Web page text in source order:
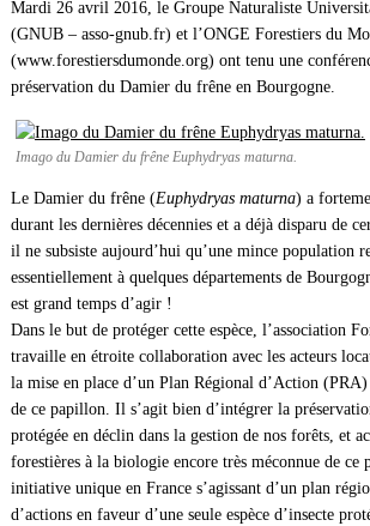
Mardi 26 avril 2016, le Groupe Naturaliste
(GNUB – asso-gnub.fr) et l’ONGE Forestiers du
(www.forestiersdumonde.org) ont tenu une
préservation du Damier du frêne en Bourgogne.
Imago du Damier du frêne Euphydryas maturna.
Le Damier du frêne (Euphydryas maturna) a
durant les dernières décennies et a déjà disparu de
il ne subsiste aujourd’hui qu’une mince population
essentiellement à quelques départements de
est grand temps d’agir !
Dans le but de protéger cette espèce, l’association
travaille en étroite collaboration avec les acteurs
la mise en place d’un Plan Régional d’Action (PRA)
de ce papillon. Il s’agit bien d’intégrer la
protégée en déclin dans la gestion de nos forêts, et
forestières à la biologie encore très méconnue de ce
initiative unique en France s’agissant d’un plan
d’actions en faveur d’une seule espèce d’insecte